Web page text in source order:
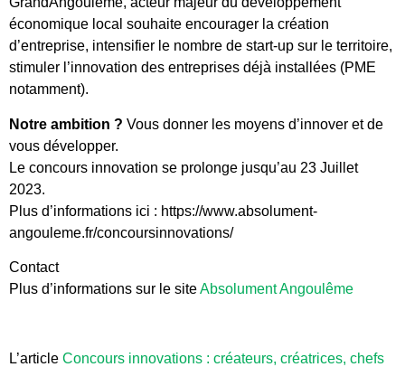
économique local souhaite encourager la création
d’entreprise, intensifier le nombre de start-up sur le territoire,
stimuler l’innovation des entreprises déjà installées (PME
notamment).
Notre ambition ? Vous donner les moyens d’innover et de
vous développer.
Le concours innovation se prolonge jusqu’au 23 Juillet
2023.
Plus d’informations ici : https://www.absolument-
angouleme.fr/concoursinnovations/
Contact
Plus d’informations sur le siteAbsolument Angoulême
L’article Concours innovations : créateurs, créatrices, chefs